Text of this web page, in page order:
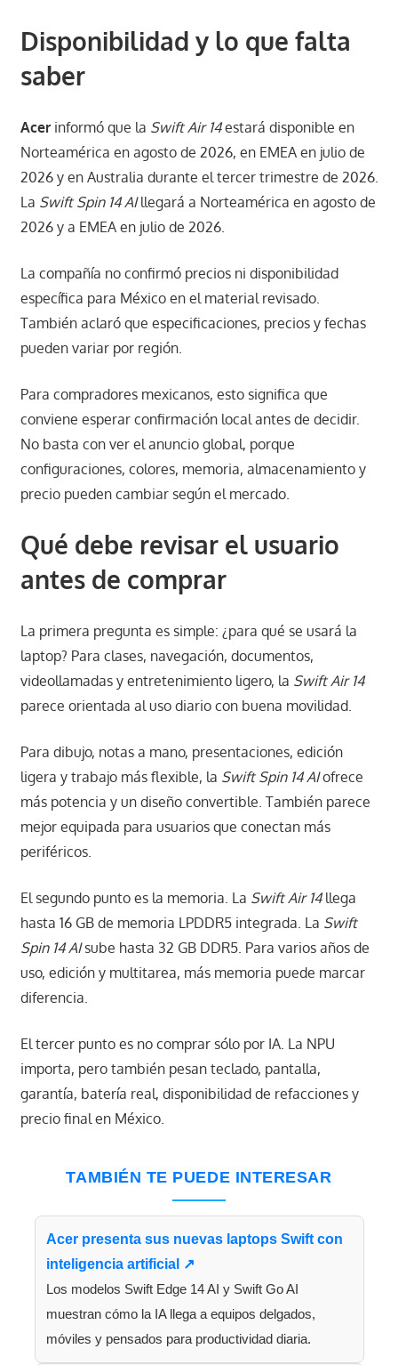
Disponibilidad y lo que falta
saber
Acerinformó que la Swift Air 14estará disponible en
Norteamérica en agosto de 2026, en EMEA en julio de
2026 y en Australia durante el tercer trimestre de 2026.
La Swift Spin 14 AIllegará a Norteamérica en agosto de
2026 y a EMEA en julio de 2026.
La compañía no confirmó precios ni disponibilidad
específica para México en el material revisado.
También aclaró que especificaciones, precios y fechas
pueden variar por región.
Para compradores mexicanos, esto significa que
conviene esperar confirmación local antes de decidir.
No basta con ver el anuncio global, porque
configuraciones, colores, memoria, almacenamiento y
precio pueden cambiar según el mercado.
Qué debe revisar el usuario
antes de comprar
La primera pregunta es simple: ¿para qué se usará la
laptop? Para clases, navegación, documentos,
videollamadas y entretenimiento ligero, la Swift Air 14
parece orientada al uso diario con buena movilidad.
Para dibujo, notas a mano, presentaciones, edición
ligera y trabajo más flexible, la Swift Spin 14 AIofrece
más potencia y un diseño convertible. También parece
mejor equipada para usuarios que conectan más
periféricos.
El segundo punto es la memoria. La Swift Air 14llega
hasta 16 GB de memoria LPDDR5 integrada. La Swift
Spin 14 AIsube hasta 32 GB DDR5. Para varios años de
uso, edición y multitarea, más memoria puede marcar
diferencia.
El tercer punto es no comprar sólo por IA. La NPU
importa, pero también pesan teclado, pantalla,
garantía, batería real, disponibilidad de refacciones y
precio final en México.
TAMBIÉN TE PUEDE INTERESAR
Acer presenta sus nuevas laptops Swift con
inteligencia artificial ↗
Los modelos Swift Edge 14 AI y Swift Go AI
muestran cómo la IA llega a equipos delgados,
móviles y pensados para productividad diaria.